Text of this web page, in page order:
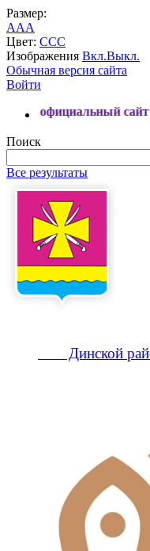
Размер:
AAA
Цвет: CCC
Изображения Вкл.Выкл.
Обычная версия сайта
Войти
сайт
Поиск
Все результаты
Динской